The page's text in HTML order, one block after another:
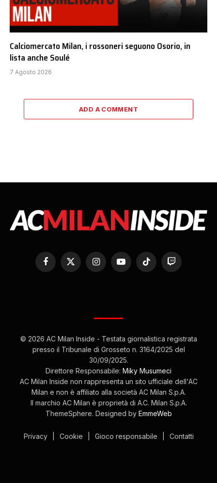
Calciomercato Milan, i rossoneri seguono Osorio, in
lista anche Soulé
7 Agosto 2026
ADD A COMMENT
Facebook
X
(Twitter)
InstagramYouTubeTikTok Twitch
© 2026 AC Milan Inside - Testata giornalistica registrata
presso il Tribunale di Grosseto n. 3164/2025 del
30/09/2025.
Direttore Responsabile: Miky Musumeci
AC Milan Inside non rappresenta un sito ufficiale dell'AC
Milan e non è affiliato alla società AC Milan S.p.A.
Il marchio AC Milan è proprietà di A.C. Milan S.p.A.
ThemeSphere. Designed by EmmeWeb
Privacy Cookie Gioco responsabile Contatti